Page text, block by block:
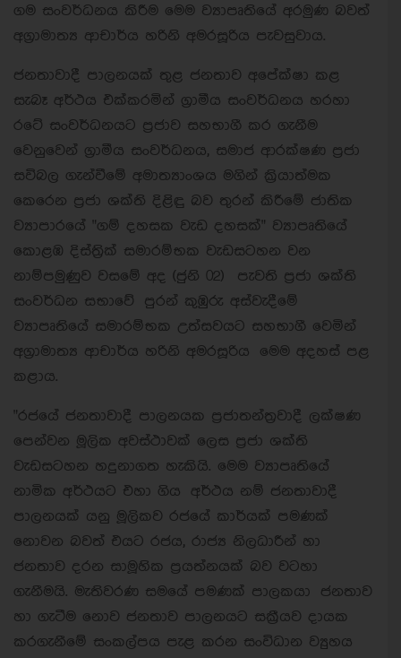
ගම සංවර්ධනය කිරීම මෙම ව්‍යාපෘතියේ අරමුණ බවත්
අග්‍රාමාත්‍ය ආචාර්ය හරිනි අමරසූරිය පැවසුවාය.
ජනතාවාදී පාලනයක් තුළ ජනතාව අපේක්ෂා කළ
සැබෑ අර්ථය එක්කරමින් ග්‍රාමීය සංවර්ධනය හරහා
රටේ සංවර්ධනයට ප්‍රජාව සහභාගී කර ගැනීම
වෙනුවෙන් ග්‍රාමීය සංවර්ධනය, සමාජ ආරක්ෂණ ප්‍රජා
සවිබල ගැන්වීමේ අමාත්‍යාංශය මගින් ක්‍රියාත්මක
කෙරෙන ප්‍රජා ශක්ති දිළිඳු බව තුරන් කිරීමේ ජාතික
ව්‍යාපාරයේ "ගම් දහසක වැඩ දහසක්" ව්‍යාපෘතියේ
කොළඹ දිස්ත්‍රික් සමාරම්භක වැඩසටහන වන
නාම්පමුණුව වසමේ අද (ජුනි ⁣02) පැවති ප්‍රජා ශක්ති
සංවර්ධන සභාවේ පුරන් කුඹුරු අස්වැදීමේ
ව්‍යාපෘතියේ සමාරම්භක උත්සවයට සහභාගී වෙමින්
අග්‍රාමාත්‍ය ආචාර්ය හරිනි අමරසූරිය මෙම අදහස් පළ
කළාය.
"රජයේ ජනතාවාදී පාලනයක ප්‍රජාතන්ත්‍රවාදී ලක්ෂණ
පෙන්වන මූලික අවස්ථාවක් ලෙස ප්‍රජා ශක්ති
වැඩසටහන හදුනාගත හැකියි. මෙම ව්‍යාපෘතියේ
නාමික අර්ථයට එහා ගිය අර්ථය නම් ජනතාවාදී
පාලනයක් යනු මූලිකව රජයේ කාර්යක් පමණක්
නොවන බවත් එයට රජය, රාජ්‍ය නිලධාරීන් හා
ජනතාව දරන සාමූහික ප්‍රයත්නයක් බව වටහා
ගැනීමයි. මැතිවරණ සමයේ පමණක් පාලකයා ජනතාව
හා ගැටීම නොව ජනතාව පාලනයට සක්‍රීයව දායක
කරගැනීමේ සංකල්පය පැළ කරන සංවිධාන ව්‍යුහය